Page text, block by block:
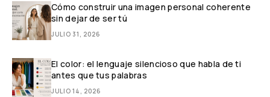
Cómo construir una imagen personal coherente
sin dejar de ser tú
JULIO 31, 2026
El color: el lenguaje silencioso que habla de ti
antes que tus palabras
JULIO 14, 2026